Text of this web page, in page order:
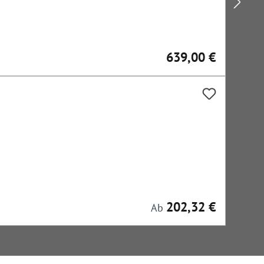
Regulärer Preis:
639,00 €
Regulärer Preis:
Ab 202,32 €